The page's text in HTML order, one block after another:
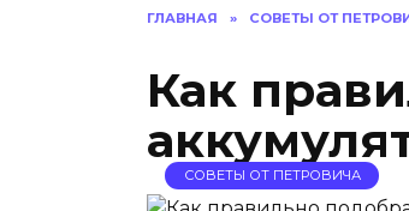
ГЛАВНАЯ » СОВЕТЫ ОТ
Как
СОВЕТЫ ОТ ПЕТРОВИЧА